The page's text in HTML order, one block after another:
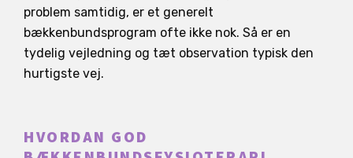
problem samtidig, er et generelt
bækkenbundsprogram ofte ikke nok. Så er en
tydelig vejledning og tæt observation typisk den
hurtigste vej.
HVORDAN GOD